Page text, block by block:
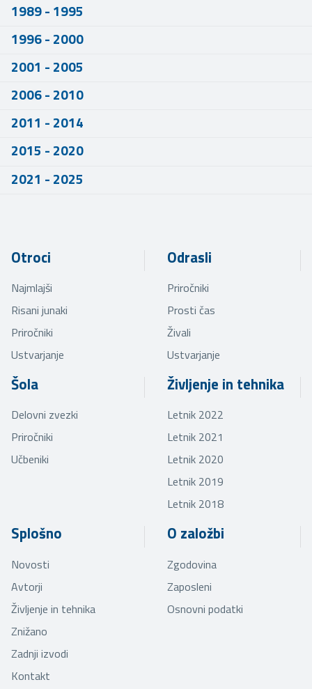
1989 - 1995
1996 - 2000
2001 - 2005
2006 - 2010
2011 - 2014
2015 - 2020
2021 - 2025
Otroci
Najmlajši
Risani junaki
Priročniki
Ustvarjanje
Odrasli
Priročniki
Prosti čas
Živali
Ustvarjanje
Šola
Delovni zvezki
Priročniki
Učbeniki
Življenje in tehnika
Letnik 2022
Letnik 2021
Letnik 2020
Letnik 2019
Letnik 2018
Splošno
Novosti
Avtorji
Življenje in tehnika
Znižano
Zadnji izvodi
Kontakt
O založbi
Zgodovina
Zaposleni
Osnovni podatki